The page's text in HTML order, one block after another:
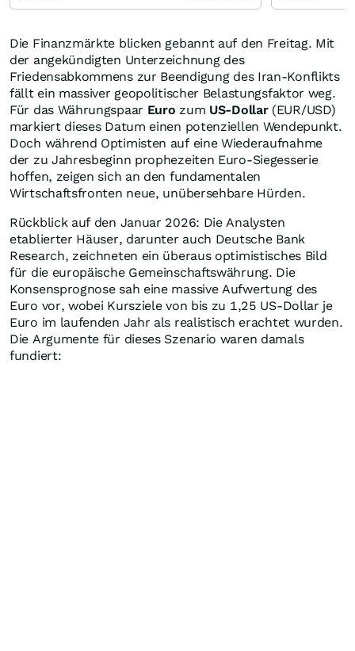
Die Finanzmärkte blicken gebannt auf den Freitag. Mit
der angekündigten Unterzeichnung des
Friedensabkommens zur Beendigung des Iran-Konflikts
fällt ein massiver geopolitischer Belastungsfaktor weg.
Für das Währungspaar Euro zum US-Dollar(EUR/USD)
markiert dieses Datum einen potenziellen Wendepunkt.
Doch während Optimisten auf eine Wiederaufnahme
der zu Jahresbeginn prophezeiten Euro-Siegesserie
hoffen, zeigen sich an den fundamentalen
Wirtschaftsfronten neue, unübersehbare Hürden.
Rückblick auf den Januar 2026: Die Analysten
etablierter Häuser, darunter auch Deutsche Bank
Research, zeichneten ein überaus optimistisches Bild
für die europäische Gemeinschaftswährung. Die
Konsensprognose sah eine massive Aufwertung des
Euro vor, wobei Kursziele von bis zu 1,25 US-Dollar je
Euro im laufenden Jahr als realistisch erachtet wurden.
Die Argumente für dieses Szenario waren damals
fundiert: